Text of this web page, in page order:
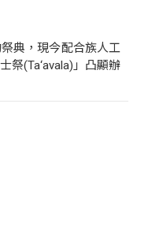
典，現今配合族人工
祭(Ta‘avala)」凸顯辦